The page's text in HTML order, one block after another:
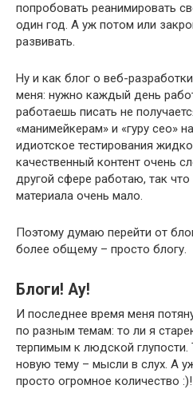
попробовать реанимировать
один год. А уж потом или
развивать.
Ну и как блог о веб-
меня: нужно каждый день
работаешь писать не
«манимейкерам» и «гуру сео»
идиотское тестирования
качественный контент очень
другой сфере работаю, так
материала очень мало.
Поэтому думаю перейти от
более общему – просто блогу.
Блоги! Ау!
И последнее время меня
по разным темам: то ли я
терпимым к людской
новую тему – мысли в слух. А
просто огромное количество :)!